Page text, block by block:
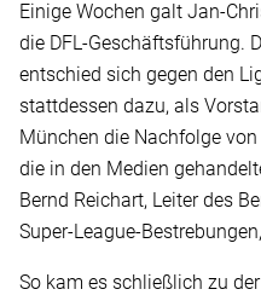
Einige Wochen galt Jan-
die DFL-Geschäftsführung.
entschied sich gegen den
stattdessen dazu, als
München die Nachfolge
die in den Medien
Bernd Reichart, Leiter des
Super-League-
So kam es schließlich zu